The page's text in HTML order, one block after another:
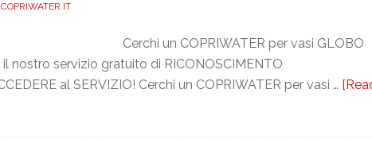
Cerchi un COPRIWATER per vasi GLOBO
nostro servizio gratuito di RICONOSCIMENTO
al SERVIZIO! Cerchi un COPRIWATER per vasi …[Read